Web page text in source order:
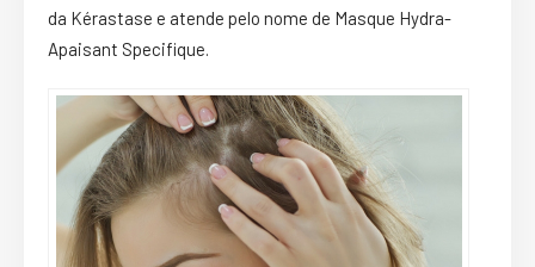
da Kérastase e atende pelo nome de Masque Hydra-
Apaisant Specifique.